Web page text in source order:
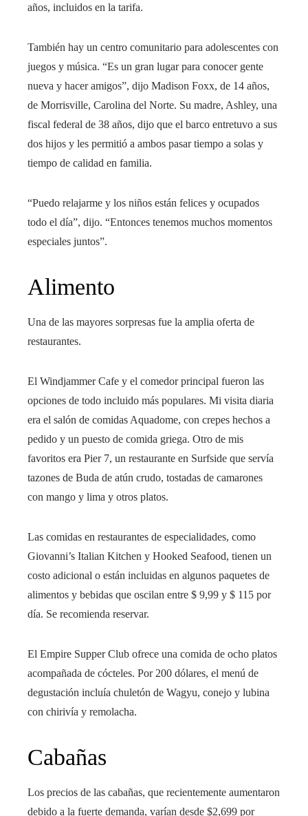
años, incluidos en la tarifa.
También hay un centro comunitario para adolescentes con
juegos y música. “Es un gran lugar para conocer gente
nueva y hacer amigos”, dijo Madison Foxx, de 14 años,
de Morrisville, Carolina del Norte. Su madre, Ashley, una
fiscal federal de 38 años, dijo que el barco entretuvo a sus
dos hijos y les permitió a ambos pasar tiempo a solas y
tiempo de calidad en familia.
“Puedo relajarme y los niños están felices y ocupados
todo el día”, dijo. “Entonces tenemos muchos momentos
especiales juntos”.
Alimento
Una de las mayores sorpresas fue la amplia oferta de
restaurantes.
El Windjammer Cafe y el comedor principal fueron las
opciones de todo incluido más populares. Mi visita diaria
era el salón de comidas Aquadome, con crepes hechos a
pedido y un puesto de comida griega. Otro de mis
favoritos era Pier 7, un restaurante en Surfside que servía
tazones de Buda de atún crudo, tostadas de camarones
con mango y lima y otros platos.
Las comidas en restaurantes de especialidades, como
Giovanni’s Italian Kitchen y Hooked Seafood, tienen un
costo adicional o están incluidas en algunos paquetes de
alimentos y bebidas que oscilan entre $ 9,99 y $ 115 por
día. Se recomienda reservar.
El Empire Supper Club ofrece una comida de ocho platos
acompañada de cócteles. Por 200 dólares, el menú de
degustación incluía chuletón de Wagyu, conejo y lubina
con chirivía y remolacha.
Cabañas
Los precios de las cabañas, que recientemente aumentaron
debido a la fuerte demanda, varían desde $2,699 por